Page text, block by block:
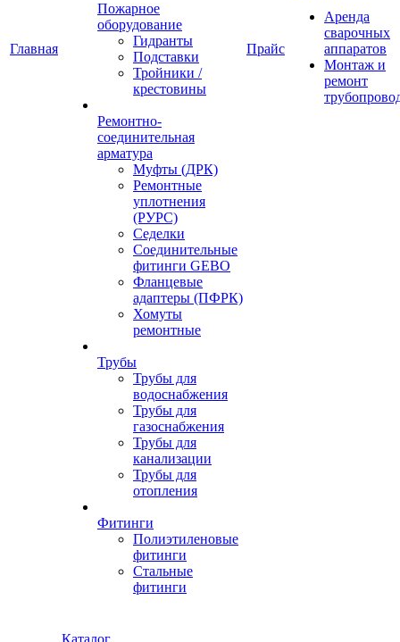
Главная
Пожарное
оборудование
Гидранты
Подставки
Тройники /
крестовины
Ремонтно-
соединительная
арматура
Муфты (ДРК)
Ремонтные
уплотнения
(РУРС)
Седелки
Соединительные
фитинги GEBO
Фланцевые
адаптеры (ПФРК)
Хомуты
ремонтные
Трубы
Трубы для
водоснабжения
Трубы для
газоснабжения
Трубы для
канализации
Трубы для
отопления
Фитинги
Полиэтиленовые
фитинги
Стальные
фитинги
Прайс
Аренда
сварочных
аппаратов
Монтаж и
ремонт
Каталог